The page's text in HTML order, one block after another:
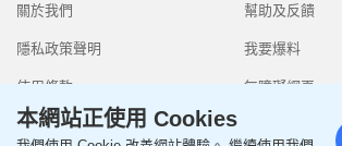
關於我們
隱私政策聲明
使用條款
幫助及反饋
我要爆料
無障礙網頁
本網站正使用 Cookies